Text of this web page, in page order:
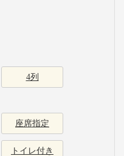
4列
座席指定
トイレ付き